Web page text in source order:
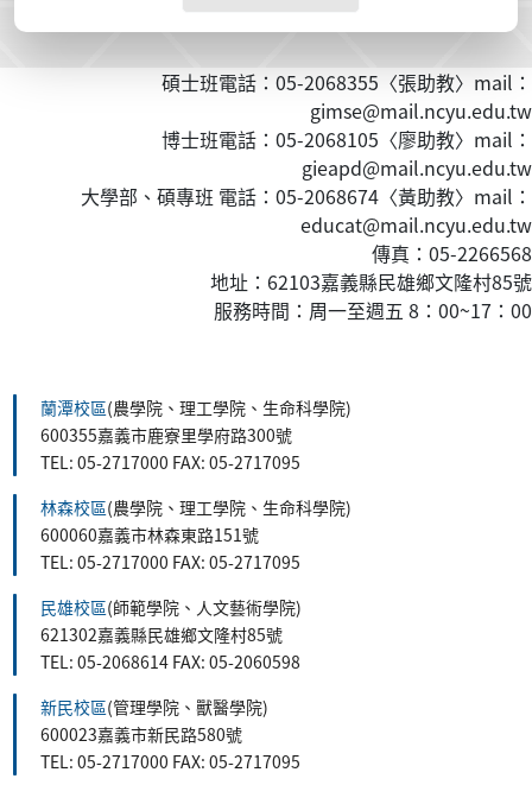
碩士班電話：05-2068355〈張助教〉mail：
gimse@mail.ncyu.edu.tw
博士班電話：05-2068105〈廖助教〉mail：
gieapd@mail.ncyu.edu.tw
大學部、碩專班 電話：05-2068674〈黃助教〉mail：
educat@mail.ncyu.edu.tw
傳真：05-2266568
地址：62103嘉義縣民雄鄉文隆村85號
服務時間：周一至週五 8：00~17：00
蘭潭校區(農學院、理工學院、生命科學院)
600355嘉義市鹿寮里學府路300號
TEL: 05-2717000 FAX: 05-2717095
林森校區(農學院、理工學院、生命科學院)
600060嘉義市林森東路151號
TEL: 05-2717000 FAX: 05-2717095
民雄校區(師範學院、人文藝術學院)
621302嘉義縣民雄鄉文隆村85號
TEL: 05-2068614 FAX: 05-2060598
新民校區(管理學院、獸醫學院)
600023嘉義市新民路580號
TEL: 05-2717000 FAX: 05-2717095